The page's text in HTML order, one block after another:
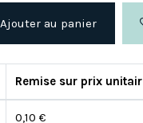
Ajouter au panier
Remise sur prix
0,10 €